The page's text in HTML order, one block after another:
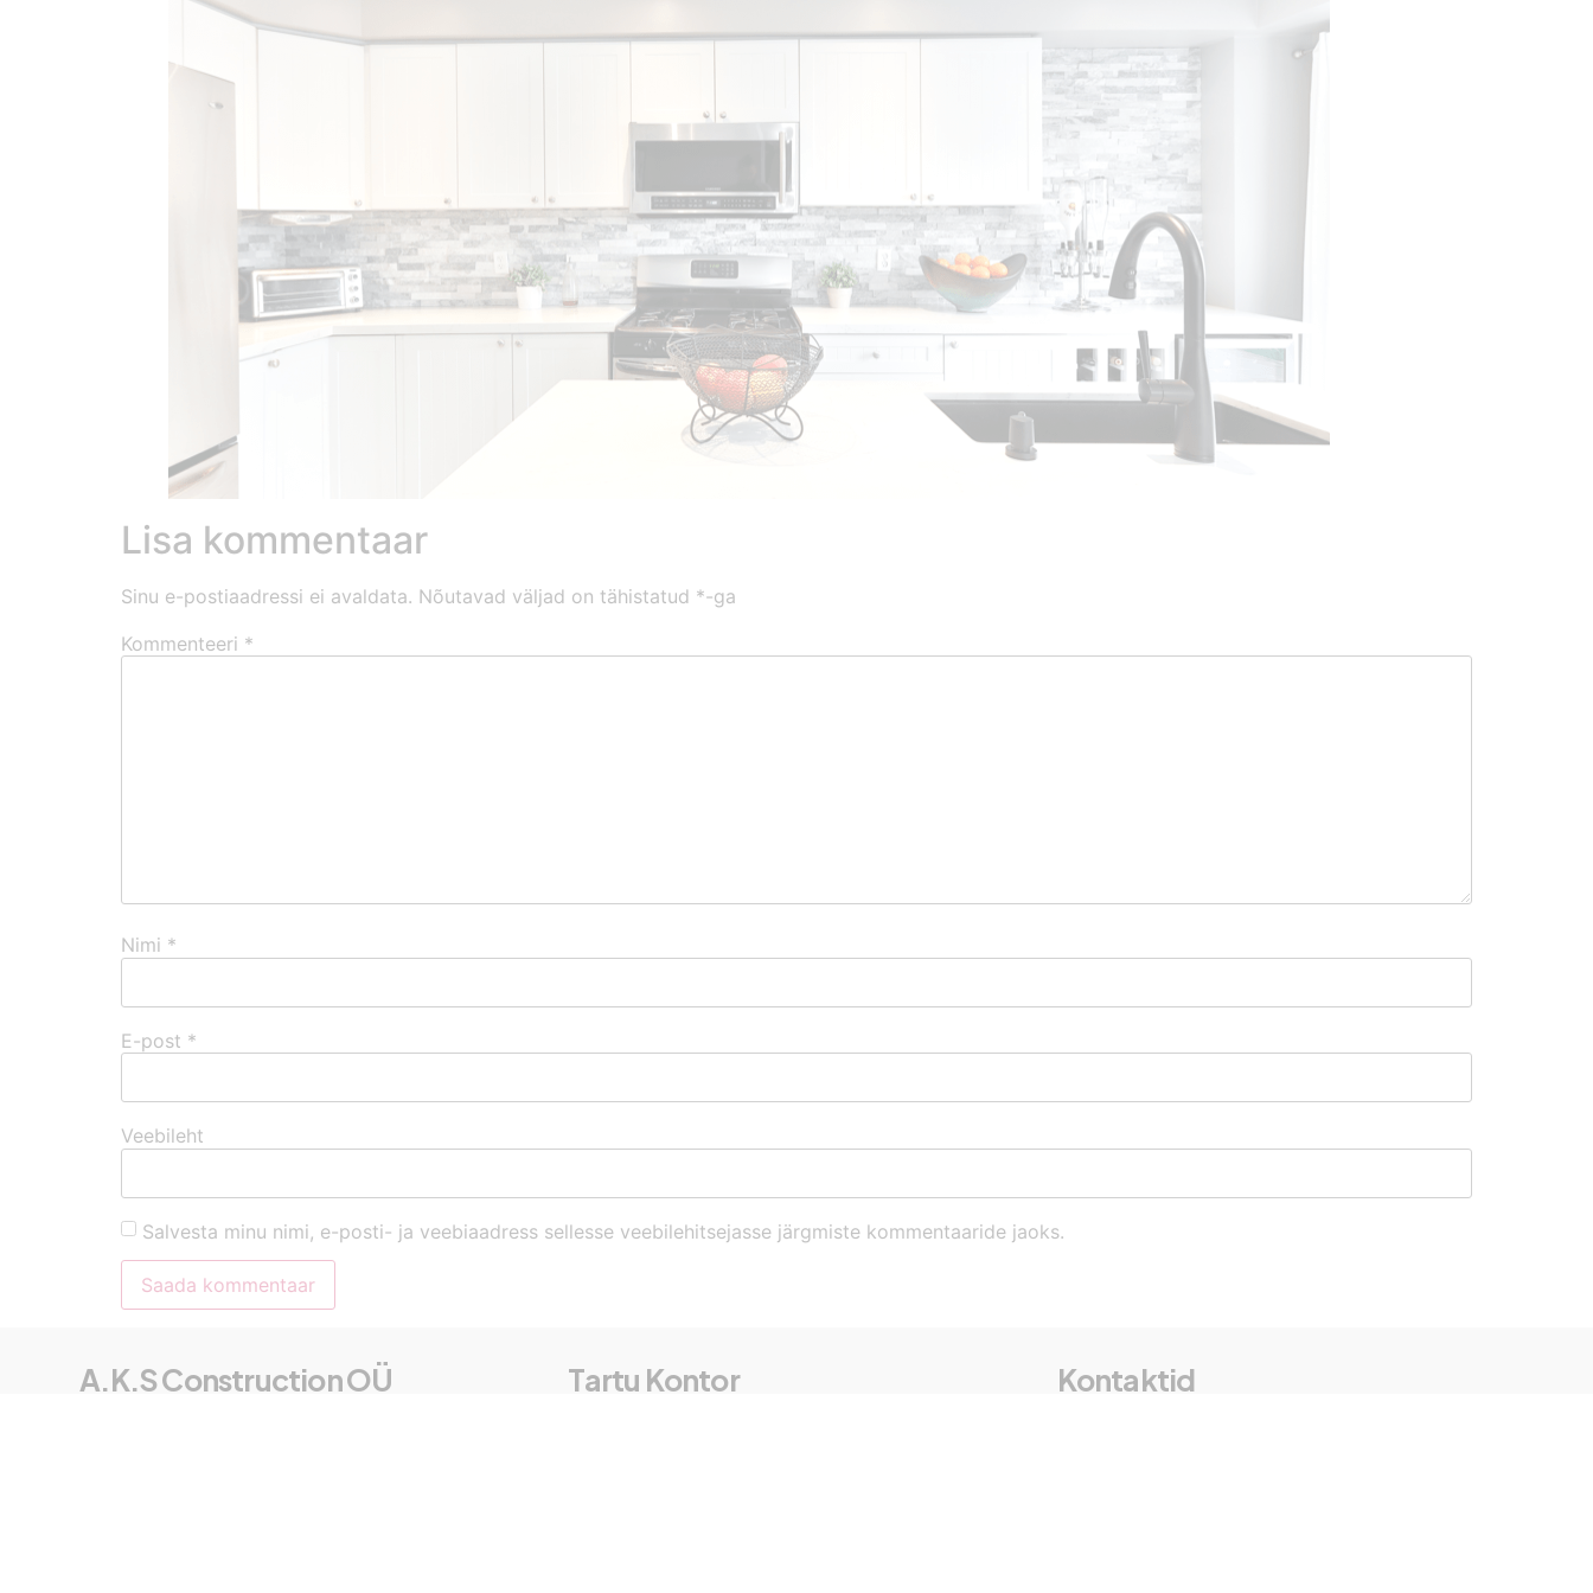
Lisa kommentaar
Sinu e-postiaadressi ei avaldata. Nõutavad väljad on tähistatud *-ga
Kommenteeri *
Nimi *
E-post *
Veebileht
Salvesta minu nimi, e-posti- ja veebiaadress sellesse veebilehitsejasse järgmiste kommentaaride jaoks.
A.K.S Construction OÜ
Tartu Kontor
Kontaktid